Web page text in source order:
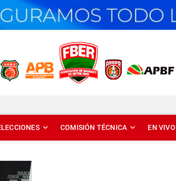
RÍOS
COMISIÓN TÉCNICA EN